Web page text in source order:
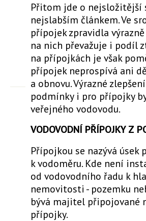
Přitom jde o nejsložitější
nejslabším článkem. Ve
přípojek zpravidla
na nich převažuje i podíl
na přípojkách je však
přípojek neprospívá ani
a obnovu. Výrazné
podmínky i pro přípojky
veřejného vodovodu.
VODOVODNÍ PŘÍPOJKY Z
Přípojkou se nazývá
k vodoměru. Kde není
od vodovodního řadu k
nemovitosti - pozemku
bývá majitel připojované
přípojky.